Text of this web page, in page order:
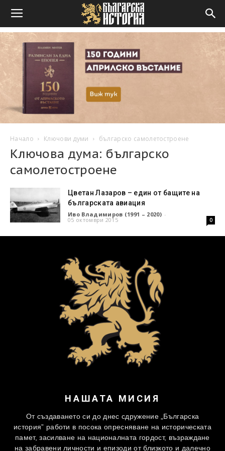
Начало Ключови думи българско самолетостроене
Ключова дума: българско
самолетостроене
Цветан Лазаров – един от бащите на
българската авиация
Иво Владимиров (1991 – 2020) -
05 октомври 2015 0
НАШАТА МИСИЯ
От създаването си до днес сдружение „Българска
история” работи в посока опресняване на историческата
памет, засилване на националната гордост, възраждане
на забравени личности и епизоди от близкото и далечно